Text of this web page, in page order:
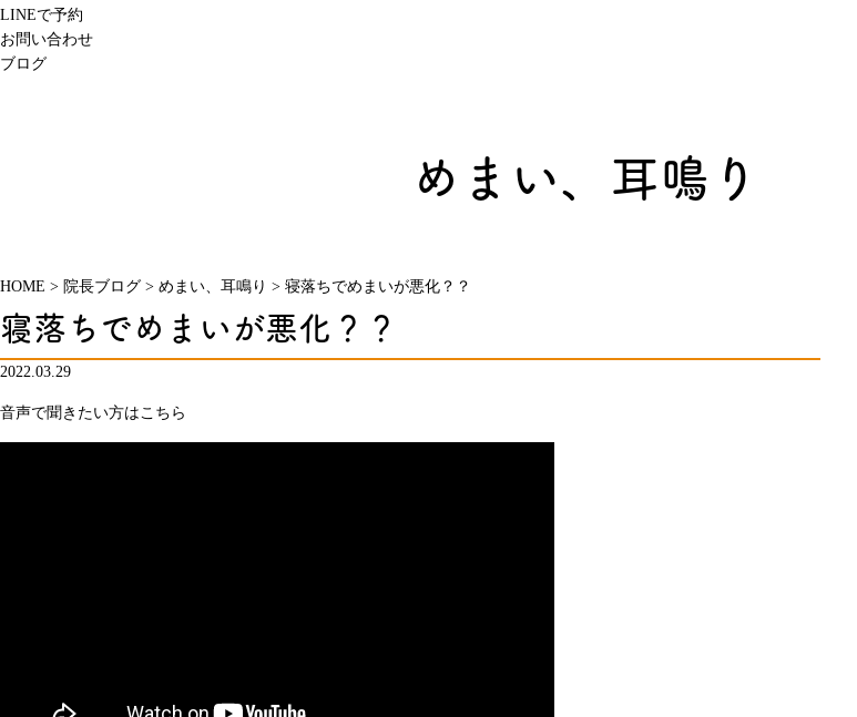
LINEで予約
お問い合わせ
ブログ
めまい、耳鳴り
HOME > 院長ブログ > めまい、耳鳴り > 寝落ちでめまいが悪化？？
寝落ちでめまいが悪化？？
2022.03.29
音声で聞きたい方はこちら